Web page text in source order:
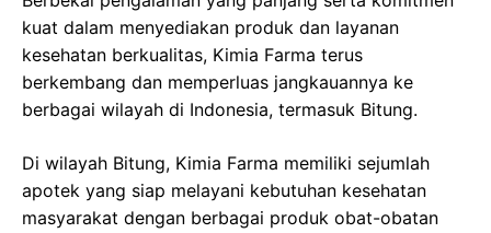
kuat dalam menyediakan produk dan layanan
kesehatan berkualitas, Kimia Farma terus
berkembang dan memperluas jangkauannya ke
berbagai wilayah di Indonesia, termasuk Bitung.
Di wilayah Bitung, Kimia Farma memiliki sejumlah
apotek yang siap melayani kebutuhan kesehatan
masyarakat dengan berbagai produk obat-obatan